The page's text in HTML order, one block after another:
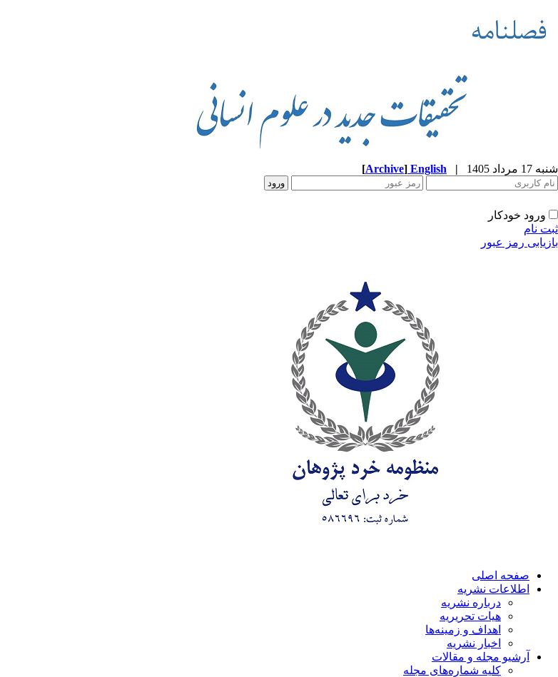
شنبه 17 مرداد 1405 |
English
[Archive]
ورود خودکار
ثبت نام
بازیابی رمز عبور
صفحه اصلی
اطلاعات نشریه
درباره نشریه
هیات تحریریه
اهداف و زمینه‌ها
اخبار نشریه
آرشیو مجله و مقالات
کلیه شماره‌های مجله